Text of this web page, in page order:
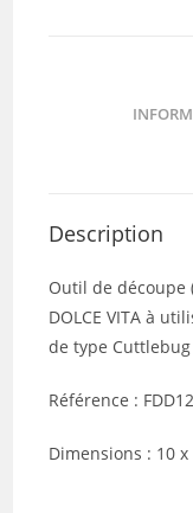
Description
Outil de découpe
DOLCE VITA à
de type
Référence :
Dimensions : 10 x